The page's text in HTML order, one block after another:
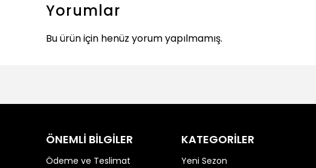
Yorumlar
Bu ürün için henüz yorum yapılmamış.
ÖNEMLİ BİLGİLER
Ödeme ve Teslimat
KATEGORİLER
Yeni Sezon